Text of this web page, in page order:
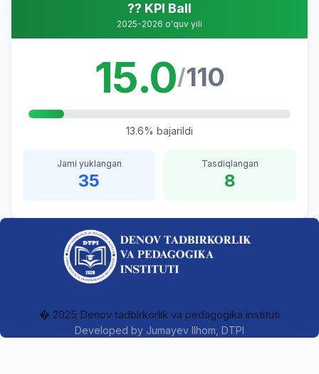
?? KPI Ball
2025-2026 o'quv yili
15.0/110
13.6% bajarildi
Jami yuklangan
35
Tasdiqlangan
8
� 2025 Denov tadbirkorlik va pedagogika instituti
Developed by Jumayev Ilhom , DTPI